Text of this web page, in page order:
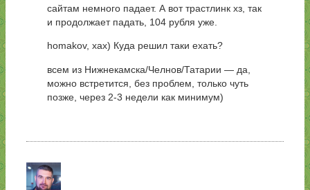
сайтам немного падает. А вот трастлинк хз, так
и продолжает падать, 104 рубля уже.
homakov, хах) Куда решил таки ехать?
всем из Нижнекамска/Челнов/Татарии — да,
можно встретится, без проблем, только чуть
позже, через 2-3 недели как минимум)